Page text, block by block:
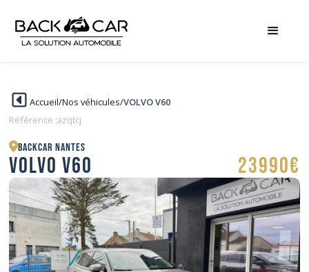
Accueil/Nos véhicules/VOLVO V60
Référence :azqtcj
BACKCAR Nantes
VOLVO V60 23990€